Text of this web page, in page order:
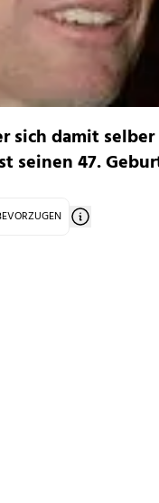
sich damit
seinen 47.